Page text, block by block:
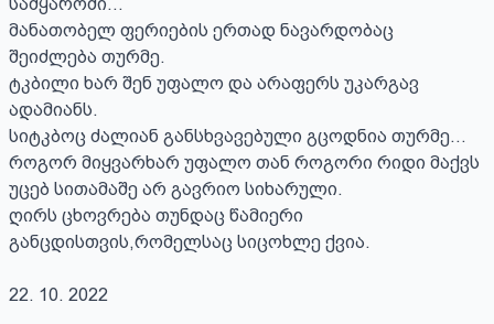
მანათობელ ფერიების ერთად ნავარდობაც
შეიძლება თურმე.
ტკბილი ხარ შენ უფალო და არაფერს უკარგავ
ადამიანს.
სიტკბოც ძალიან განსხვავებული გცოდნია თურმე…
როგორ მიყვარხარ უფალო თან როგორი რიდი მაქვს
უცებ სითამაშე არ გავრიო სიხარული.
ღირს ცხოვრება თუნდაც წამიერი
განცდისთვის,რომელსაც სიცოხლე ქვია.
22. 10. 2022